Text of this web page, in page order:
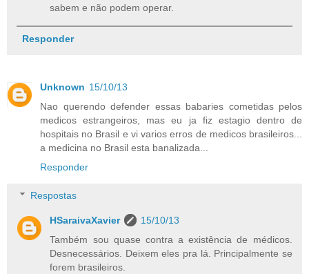
sabem e não podem operar.
Responder
Unknown 15/10/13
Nao querendo defender essas babaries cometidas pelos
medicos estrangeiros, mas eu ja fiz estagio dentro de
hospitais no Brasil e vi varios erros de medicos brasileiros...
a medicina no Brasil esta banalizada...
Responder
Respostas
HSaraivaXavier
15/10/13
Também sou quase contra a existência de médicos.
Desnecessários. Deixem eles pra lá. Principalmente se
forem brasileiros.